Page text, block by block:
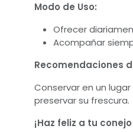
Modo de Uso:
Ofrecer
Acompañar
Recomendaciones
Conservar en un
preservar su frescura.
¡Haz feliz a tu